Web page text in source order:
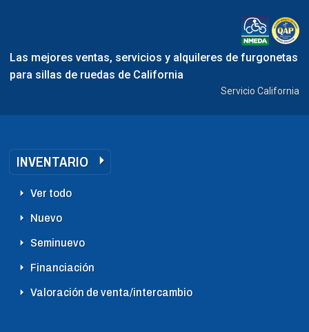
Las mejores ventas, servicios y alquileres de furgonetas
para sillas de ruedas de California
Servicio California
INVENTARIO
Ver todo
Nuevo
Seminuevo
Financiación
Valoración de venta/intercambio